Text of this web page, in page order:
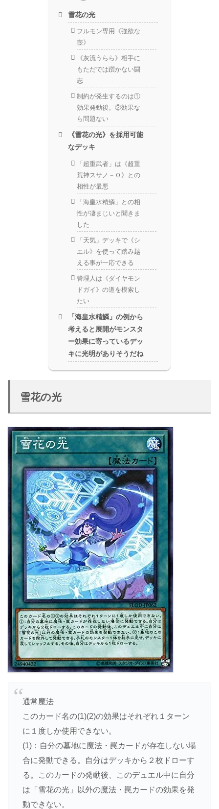
雪花の光
フルモン専用《強欲な
壺》
《灰流うらら》相手に
もただでは躓かない闘
志
制約が発生するのは①
効果発動後。②効果な
ら問題ない
《雪花の光》を採用可能
なデッキ
「超重武者」は《超重
荒神スサノ－Ｏ》との
相性が最悪
「海皇水精鱗」との相
性が凄まじいと聞きま
した
「天気」デッキで《シ
エル》を使って踏み越
える事が一応できる
管理人は《ダイヤモン
ドガイ》の道を模索し
たい
「海皇水精鱗」の例から
考えると展開がモンスタ
ー効果に寄っているデッ
キに光明がありそうだね
雪花の光
通常魔法
このカード名の(1)(2)の効果はそれぞれ１ターン
に１度しか使用できない。
(1)：自分の墓地に魔法・罠カードが存在しない場
合に発動できる。自分はデッキから２枚ドローす
る。このカードの発動後、このデュエル中に自分
は「雪花の光」以外の魔法・罠カードの効果を発
動できない。